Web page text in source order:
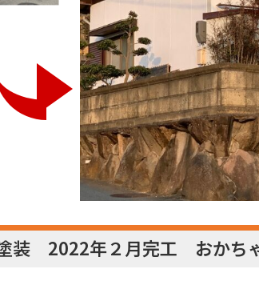
装 2022年２月完工 おかち